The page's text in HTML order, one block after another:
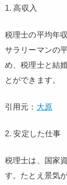
1. 高収入
税理士の平均年
サラリーマンの
め、税理士と結
とができます。
引用元： 大原
2. 安定した仕事
税理士は、国家
す。たとえ景気